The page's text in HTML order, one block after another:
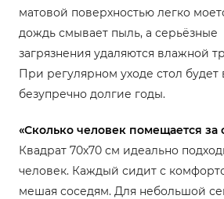
матовой поверхностью легко
дождь смывает пыль, а серьёзные
загрязнения удаляются влажной
При регулярном уходе стол будет
безупречно долгие годы.
«Сколько человек помещается за
Квадрат 70х70 см идеально
человек. Каждый сидит с
мешая соседям. Для небольшой